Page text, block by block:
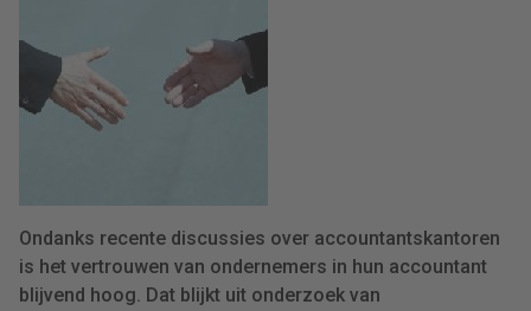
Ondanks recente discussies over accountantskantoren
is het vertrouwen van ondernemers in hun accountant
blijvend hoog. Dat blijkt uit onderzoek van